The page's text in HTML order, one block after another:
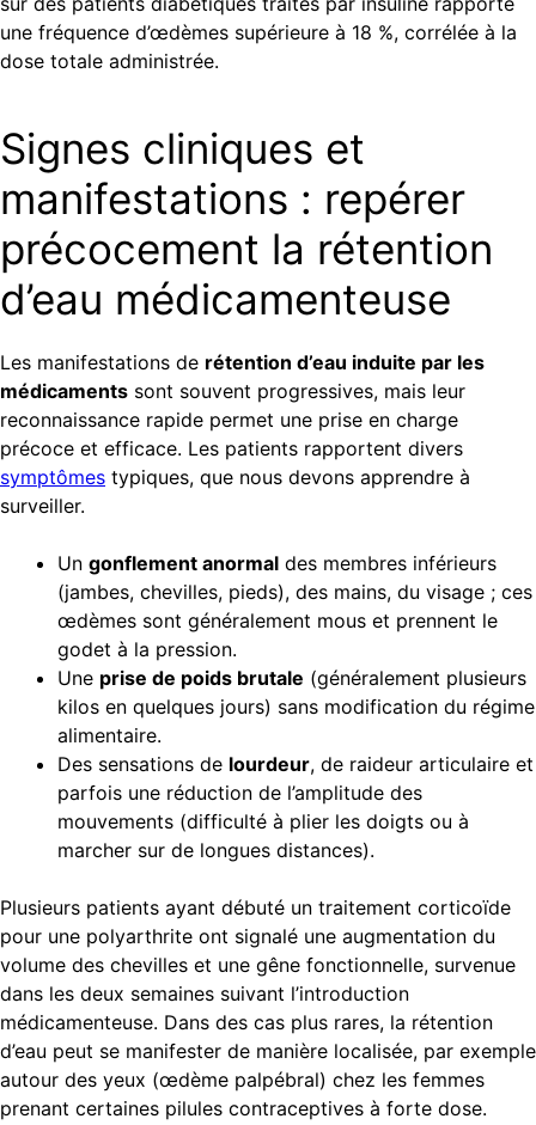
une fréquence d’œdèmes supérieure à 18 %, corrélée à la
dose totale administrée.
Signes cliniques et
manifestations : repérer
précocement la rétention
d’eau médicamenteuse
Les manifestations de rétention d’eau induite par les
médicaments sont souvent progressives, mais leur
reconnaissance rapide permet une prise en charge
précoce et efficace. Les patients rapportent divers
symptômes typiques, que nous devons apprendre à
surveiller.
Un gonflement anormal des membres inférieurs
(jambes, chevilles, pieds), des mains, du visage ; ces
œdèmes sont généralement mous et prennent le
godet à la pression.
Une prise de poids brutale (généralement plusieurs
kilos en quelques jours) sans modification du régime
alimentaire.
Des sensations de lourdeur, de raideur articulaire et
parfois une réduction de l’amplitude des
mouvements (difficulté à plier les doigts ou à
marcher sur de longues distances).
Plusieurs patients ayant débuté un traitement corticoïde
pour une polyarthrite ont signalé une augmentation du
volume des chevilles et une gêne fonctionnelle, survenue
dans les deux semaines suivant l’introduction
médicamenteuse. Dans des cas plus rares, la rétention
d’eau peut se manifester de manière localisée, par exemple
autour des yeux (œdème palpébral) chez les femmes
prenant certaines pilules contraceptives à forte dose.